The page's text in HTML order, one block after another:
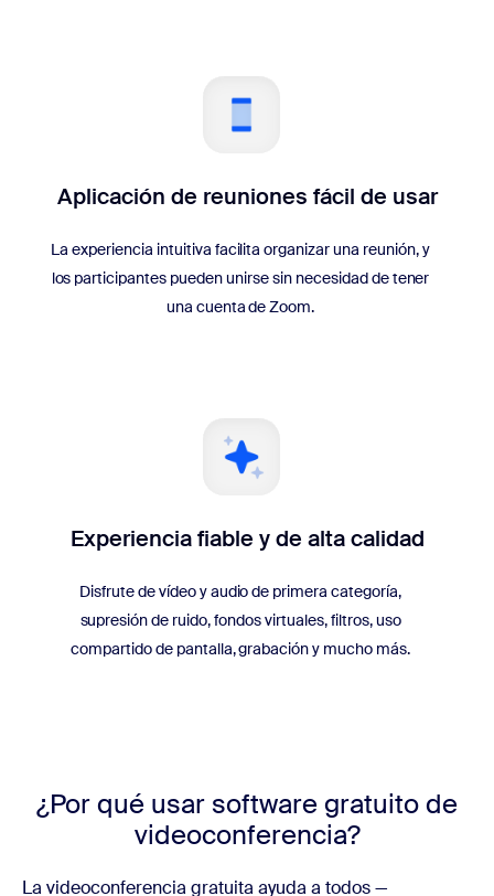
Aplicación de reuniones fácil de usar
La experiencia intuitiva facilita organizar una reunión, y
los participantes pueden unirse sin necesidad de tener
una cuenta de Zoom.
Experiencia fiable y de alta calidad
Disfrute de vídeo y audio de primera categoría,
supresión de ruido, fondos virtuales, filtros, uso
compartido de pantalla, grabación y mucho más.
¿Por qué usar software gratuito de
videoconferencia?
La videoconferencia gratuita ayuda a todos —